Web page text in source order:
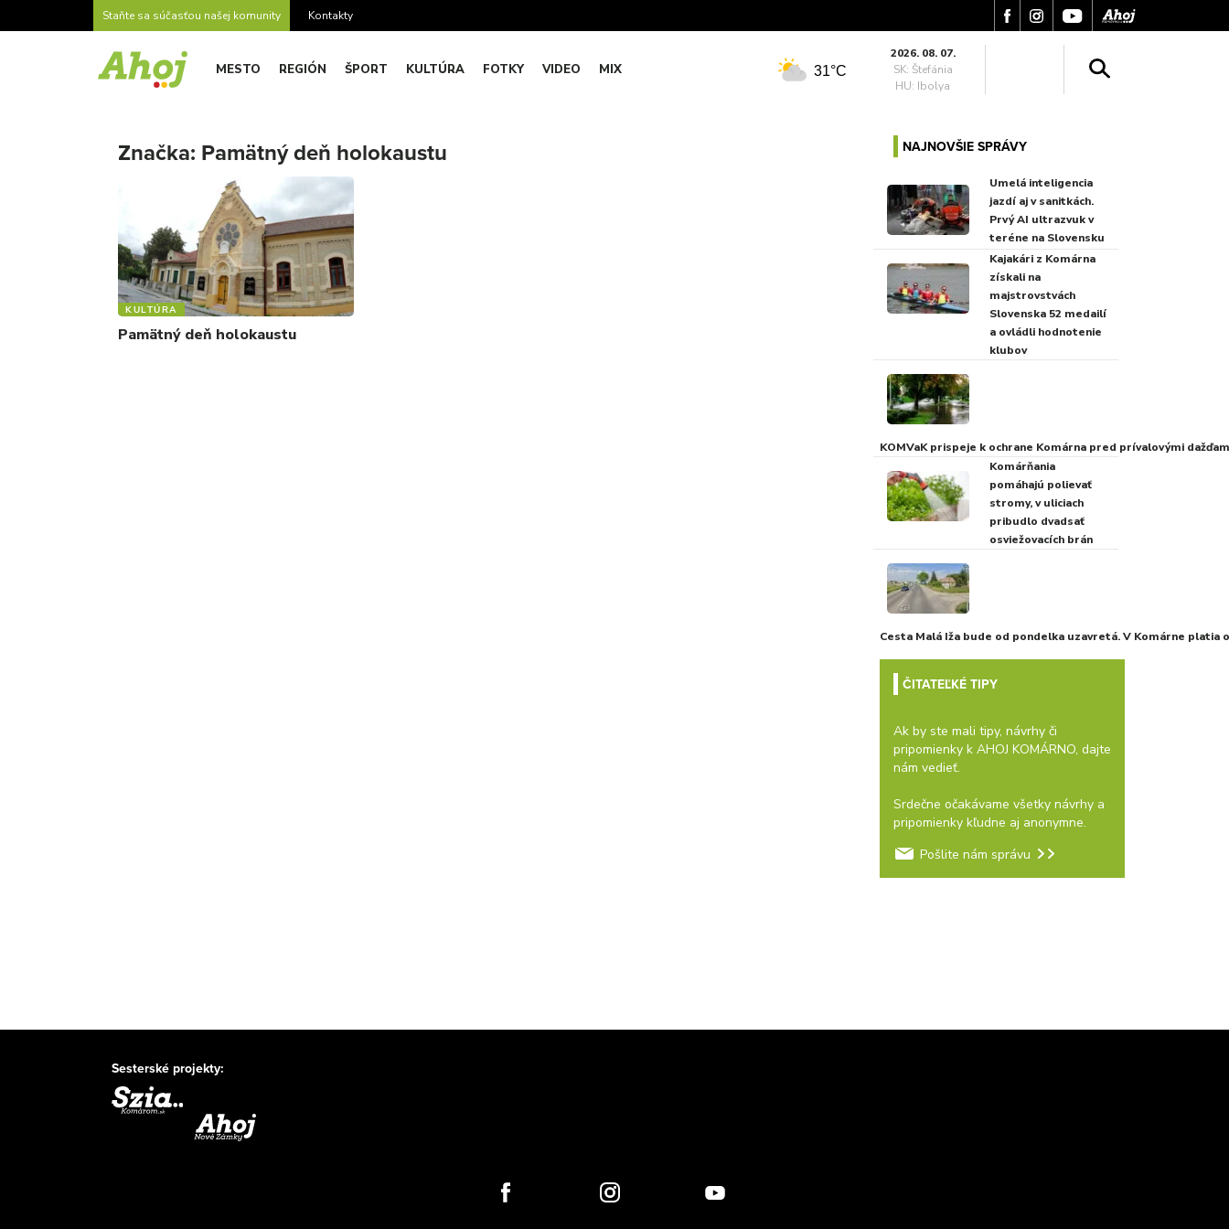
Staňte sa súčasťou našej komunity Kontakty
MESTO REGIÓN ŠPORT KULTÚRA FOTKY VIDEO MIX 31°C
2026. 08. 07.
SK: Štefánia
HU: Ibolya
Značka: Pamätný deň holokaustu
KULTÚRA
Pamätný deň holokaustu
NAJNOVŠIE SPRÁVY
Umelá inteligencia
jazdí aj v sanitkách.
Prvý AI ultrazvuk v
teréne na Slovensku
Kajakári z Komárna
získali na
majstrovstvách
Slovenska 52 medailí
a ovládli hodnotenie
klubov
KOMVaK prispeje k ochrane Komárna pred prívalovými
Komárňania
pomáhajú polievať
stromy, v uliciach
pribudlo dvadsať
osviežovacích brán
Cesta Malá Iža bude od pondelka uzavretá. V Komárne platia
ČITATEĽKÉ TIPY
Ak by ste mali tipy, návrhy či
pripomienky k AHOJ KOMÁRNO, dajte
nám vedieť.
Srdečne očakávame všetky návrhy a
pripomienky kľudne aj anonymne.
Pošlite nám správu
Sesterské projekty: